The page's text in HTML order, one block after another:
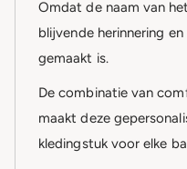
Omdat de naam van
blijvende herinnering
gemaakt is.
De combinatie van
maakt deze
kledingstuk voor elke